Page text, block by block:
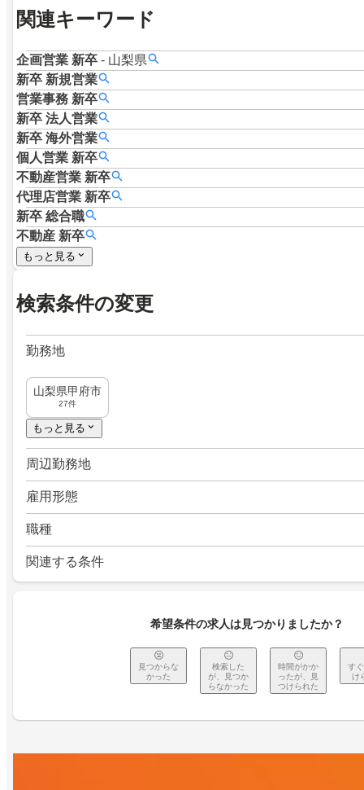
関連キーワード
企画営業 新卒 - 山梨県
新卒 新規営業
営業事務 新卒
新卒 法人営業
新卒 海外営業
個人営業 新卒
不動産営業 新卒
代理店営業 新卒
新卒 総合職
不動産 新卒
もっと見る
検索条件の変更
勤務地
山梨県甲府市
27件
もっと見る
周辺勤務地
雇用形態
職種
関連する条件
希望条件の求人は見つかりましたか？
見つからな
かった
検索した
が、見つか
らなかった
時間がかか
ったが、見
つけられた
す
け